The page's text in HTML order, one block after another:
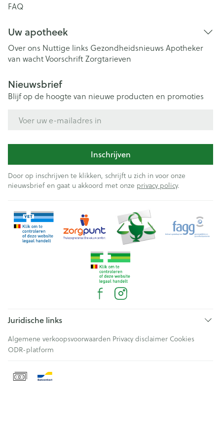
FAQ
Uw apotheek
Over ons Nuttige links Gezondheidsnieuws Apotheker
van wachtVoorschriftZorgtarieven
Nieuwsbrief
Blijf op de hoogte van nieuwe producten en promoties
Inschrijven
Door op inschrijven te klikken, schrijft u zich in voor onze
nieuwsbrief en gaat u akkoord met onze privacy policy.
Juridische links
Algemene verkoopsvoorwaarden Privacy disclaimer Cookies
ODR-platform